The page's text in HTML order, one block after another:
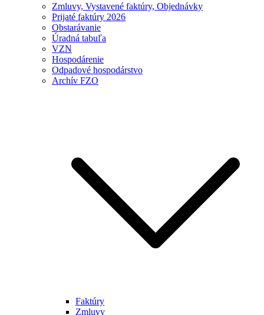
Zmluvy, Vystavené faktúry, Objednávky
Prijaté faktúry 2026
Obstarávanie
Úradná tabuľa
VZN
Hospodárenie
Odpadové hospodárstvo
Archív FZO
Faktúry
Zmluvy